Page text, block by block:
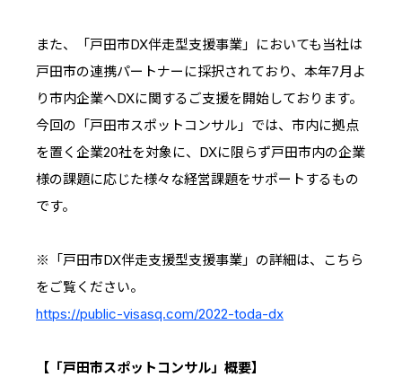
また、「戸田市DX伴走型支援事業」においても当社は
戸田市の連携パートナーに採択されており、本年7月よ
り市内企業へDXに関するご支援を開始しております。
今回の「戸田市スポットコンサル」では、市内に拠点
を置く企業20社を対象に、DXに限らず戸田市内の企業
様の課題に応じた様々な経営課題をサポートするもの
です。
※「戸田市DX伴走支援型支援事業」の詳細は、こちら
をご覧ください。
https://public-visasq.com/2022-toda-dx
【「戸田市スポットコンサル」概要】